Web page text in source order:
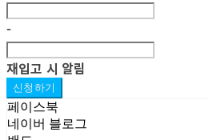
-
재입고 시 알림
신청하기
페이스북
네이버 블로그